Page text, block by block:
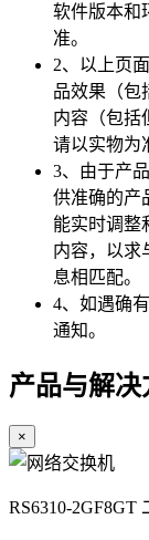
软件版本和
准。
2、以上页
品效果（包
内容（包括
请以实物为
3、由于产
供准确的产
能实时调整
内容，以求
息相匹配。
4、如遇确
通知。
产品与解
×
RS6310-2GF8GT